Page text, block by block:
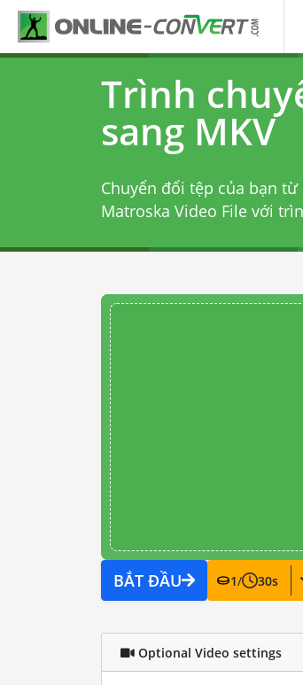
Trình
sang MKV
Chuyển đổi tệp của bạn từ
Matroska Video File với
BẮT ĐẦU 1/ 30s
Optional Video settings